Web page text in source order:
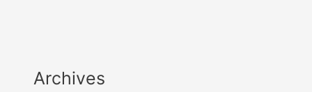
Archives